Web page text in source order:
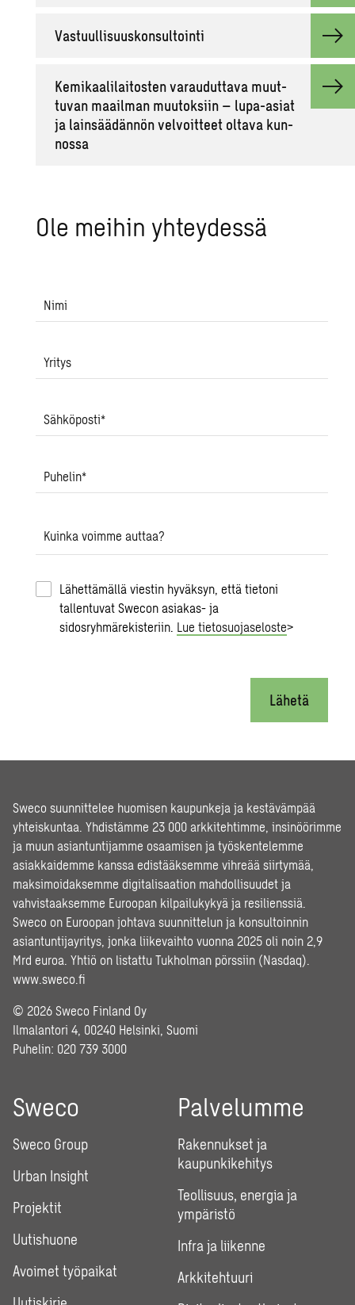
Vas­tuul­li­suus­kon­sul­toin­ti
Ke­mi­kaa­li­lai­tos­ten va­rau­dut­ta­va muut­
tu­van maa­il­man muu­tok­siin – lupa-asiat
ja lain­sää­dän­nön vel­voit­teet ol­ta­va kun­
nos­sa
Ole mei­hin yh­tey­des­sä
Nimi
Yritys
Sähköposti*
Puhelin*
Kuinka voimme auttaa?
Lähettämällä viestin hyväksyn, että tietoni
tallentuvat Swecon asiakas- ja
sidosryhmärekisteriin. Lue tietosuojaseloste>
Lähetä
Sweco suunnittelee huomisen kaupunkeja ja kestävämpää
yhteiskuntaa. Yhdistämme 23 000 arkkitehtimme, insinöörimme
ja muun asiantuntijamme osaamisen ja työskentelemme
asiakkaidemme kanssa edistääksemme vihreää siirtymää,
maksimoidaksemme digitalisaation mahdollisuudet ja
vahvistaaksemme Euroopan kilpailukykyä ja resilienssiä.
Sweco on Euroopan johtava suunnittelun ja konsultoinnin
asiantuntijayritys, jonka liikevaihto vuonna 2025 oli noin 2,9
Mrd euroa. Yhtiö on listattu Tukholman pörssiin (Nasdaq).
www.sweco.fi
© 2026 Sweco Finland Oy
Ilmalantori 4, 00240 Helsinki, Suomi
Puhelin: 020 739 3000
Sweco
Sweco Group
Urban Insight
Projektit
Uutishuone
Avoimet työpaikat
Palvelumme
Rakennukset ja
kaupunkikehitys
Teollisuus, energia ja
ympäristö
Infra ja liikenne
Arkkitehtuuri